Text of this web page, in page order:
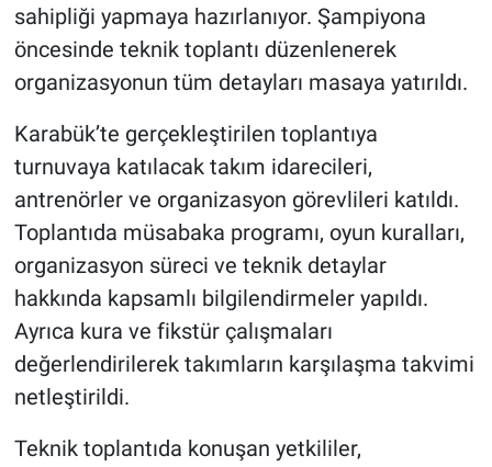
sahipliği yapmaya hazırlanıyor. Şampiyona
öncesinde teknik toplantı düzenlenerek
organizasyonun tüm detayları masaya yatırıldı.
Karabük’te gerçekleştirilen toplantıya
turnuvaya katılacak takım idarecileri,
antrenörler ve organizasyon görevlileri katıldı.
Toplantıda müsabaka programı, oyun kuralları,
organizasyon süreci ve teknik detaylar
hakkında kapsamlı bilgilendirmeler yapıldı.
Ayrıca kura ve fikstür çalışmaları
değerlendirilerek takımların karşılaşma takvimi
netleştirildi.
Teknik toplantıda konuşan yetkililer,